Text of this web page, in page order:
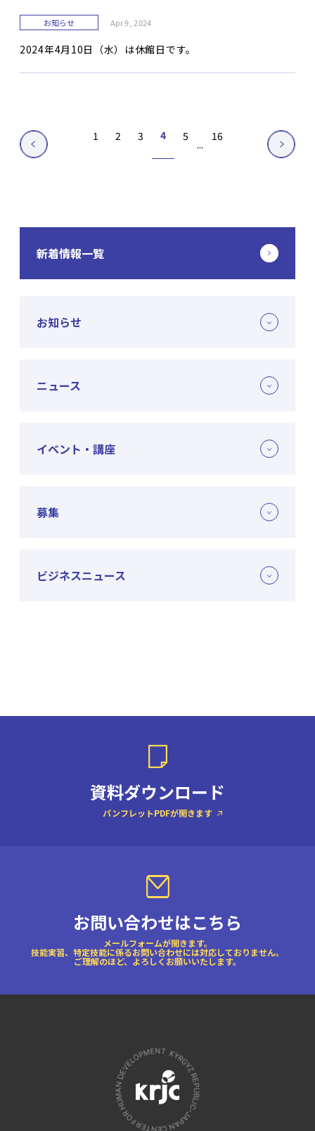
お知らせ Apr 9, 2024
2024年4月10日（水）は休館日です。
1 2 3 4 5
...
16
新着情報一覧
お知らせ
ニュース
イベント・講座
募集
ビジネスニュース
資料ダウンロード
パンフレットPDFが開きます
お問い合わせはこちら
メールフォームが開きます。
技能実習、特定技能に係るお問い合わせには対応しておりません。
ご理解のほど、よろしくお願いいたします。